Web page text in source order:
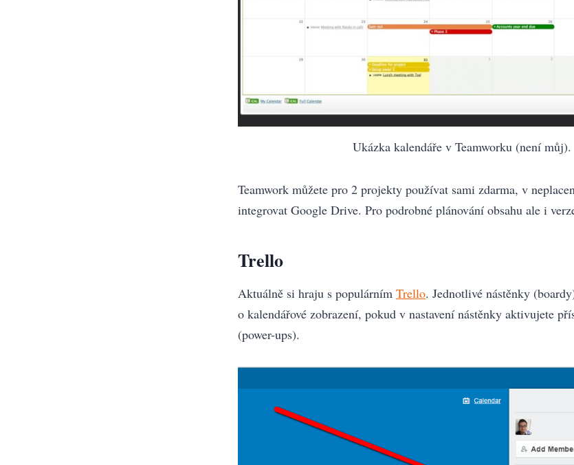
Ukázka kalendáře v Teamworku (není můj).
Teamwork můžete pro 2 projekty používat sami zdarma, v
integrovat Google Drive. Pro podrobné plánování obsahu ale i
Trello
Aktuálně si hraju s populárním Trello. Jednotlivé nástěnky
o kalendářové zobrazení, pokud v nastavení nástěnky aktivujete
(power-ups).